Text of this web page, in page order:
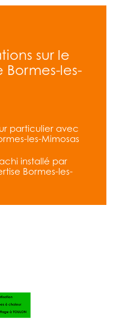
sur le
les-
particulier avec
les-Mimosas
installé par
Bormes-les-